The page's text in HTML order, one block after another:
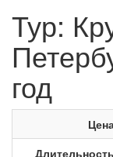
Тур:
год
Длительность